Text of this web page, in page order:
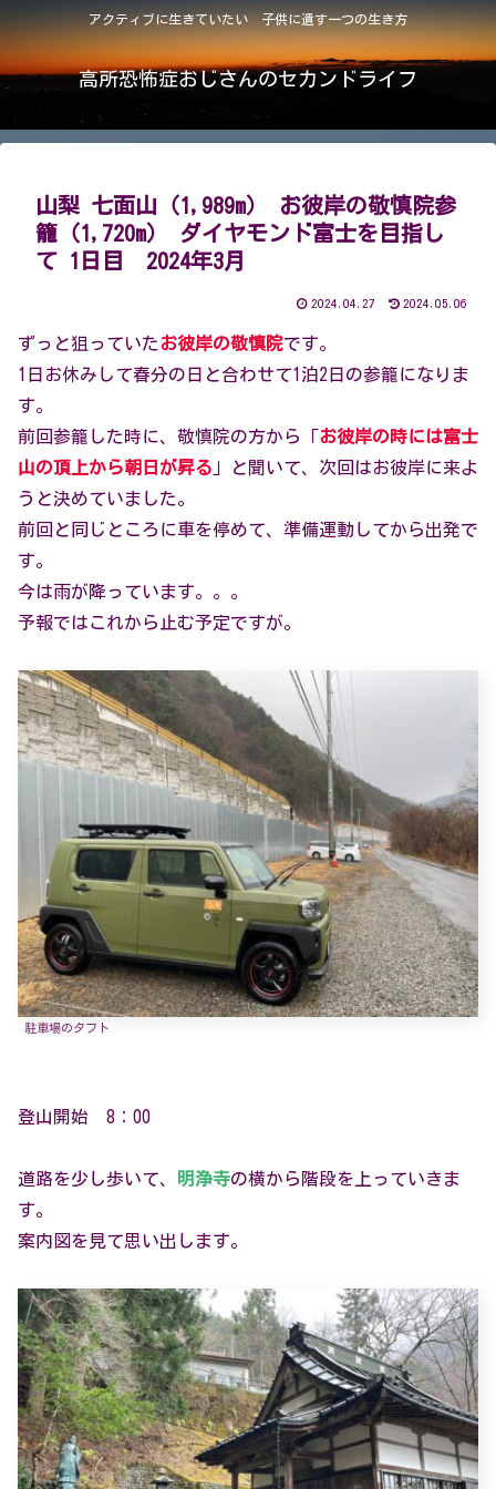
アクティブに生きていたい 子供に遺す一つの生き方
高所恐怖症おじさんのセカンドライフ
山梨 七面山（1,989m） お彼岸の敬慎院参
籠（1,720m） ダイヤモンド富士を目指し
て 1日目 2024年3月
2024.04.27 2024.05.06
ずっと狙っていたお彼岸の敬慎院です。
1日お休みして春分の日と合わせて1泊2日の参籠になりま
す。
前回参籠した時に、敬慎院の方から「お彼岸の時には富士
山の頂上から朝日が昇る 」と聞いて、次回はお彼岸に来よ
うと決めていました。
前回と同じところに車を停めて、準備運動してから出発で
す。
今は雨が降っています。。。
予報ではこれから止む予定ですが。
駐車場のタフト
登山開始 8：00
道路を少し歩いて、 明浄寺の横から階段を上っていきま
す。
案内図を見て思い出します。